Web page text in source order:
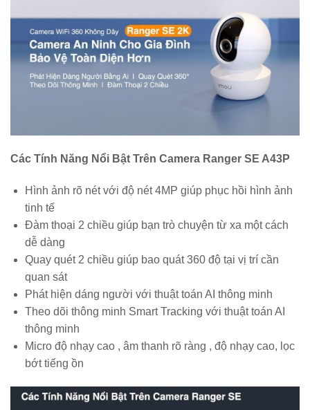
Các Tính Năng Nổi Bật Trên Camera Ranger SE A43P
Hình ảnh rõ nét với độ nét 4MP giúp phục hồi hình ảnh
tinh tế
Đàm thoại 2 chiều giúp bạn trò chuyện từ xa một cách
dễ dàng
Quay quét 2 chiều giúp bao quát 360 độ tại vị trí cần
quan sát
Phát hiện dáng người với thuật toán AI thông minh
Theo dõi thông minh Smart Tracking với thuật toán AI
thông minh
Micro độ nhạy cao , âm thanh rõ ràng , độ nhạy cao, lọc
bớt tiếng ồn